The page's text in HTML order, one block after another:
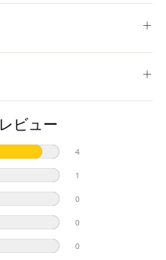
頂けます。
ュア対応カードをご利用の
(3Dセキュア) - SBPS』を
ます。
通りです。
ます。 詳しくは該当商品
(オプションがある場合)を
ください。
完了で即日発送いたしま
ビュー
4
1
0
0
0